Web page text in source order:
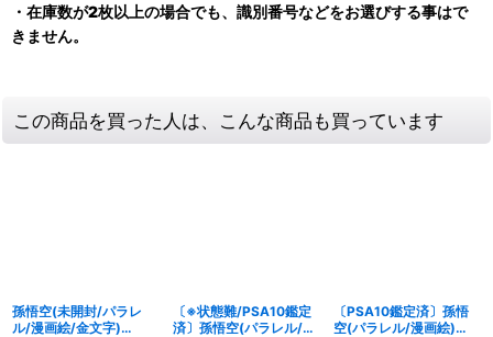
・在庫数が2枚以上の場合でも、識別番号などをお選びする事はで
きません。
この商品を買った人は、こんな商品も買っています
孫悟空(未開封/パラレ
ル/漫画絵/金文字)
〔※状態難/PSA10鑑定
済〕孫悟空(パラレル/漫
〔PSA10鑑定済〕孫悟
空(パラレル/漫画絵)